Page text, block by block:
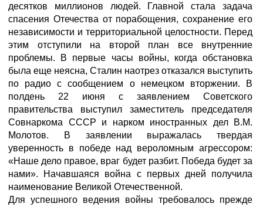
десятков миллионов людей. Главной стала задача
спасения Отечества от порабощения, сохранение его
независимости и территориальной целостности. Перед
этим отступили на второй план все внутренние
проблемы. В первые часы войны, когда обстановка
была еще неясна, Сталин наотрез отказался выступить
по радио с сообщением о немецком вторжении. В
полдень 22 июня с заявлением Советского
правительства выступил заместитель председателя
Совнаркома СССР и нарком иностранных дел В.М.
Молотов. В заявлении выражалась твердая
уверенность в победе над вероломным агрессором:
«Наше дело правое, враг будет разбит. Победа будет за
нами». Начавшаяся война с первых дней получила
наименование Великой Отечественной.
Для успешного ведения войны требовалось прежде